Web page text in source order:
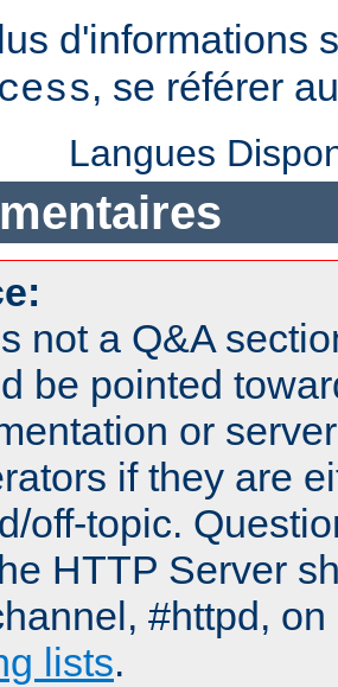
d'informations
, se référer
Langues
not a Q&A
be pointed
or
if they are
off-topic.
HTTP Server
#httpd,
lists.